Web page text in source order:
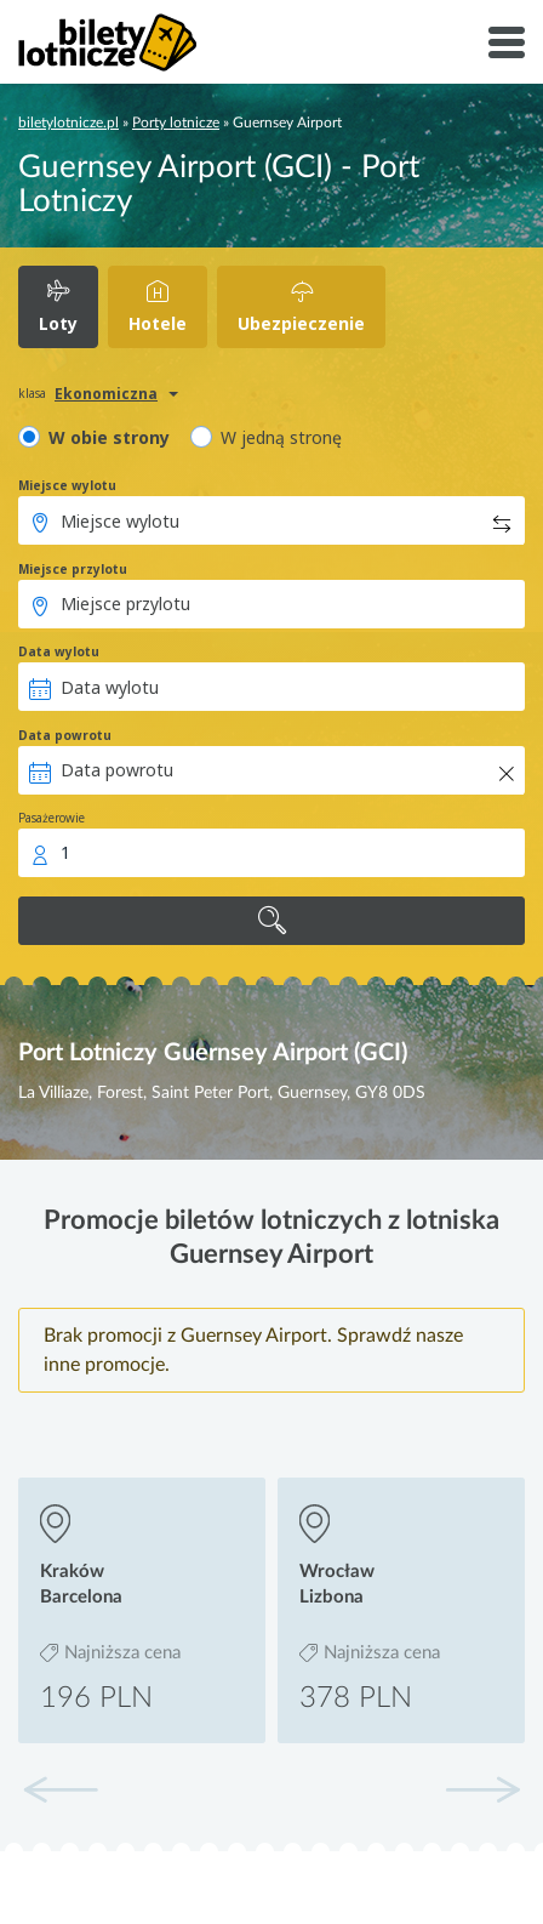
biletylotnicze.pl » Porty lotnicze » Guernsey Airport
Guernsey Airport (GCI) - Port
Lotniczy
Loty Hotele Ubezpieczenie
klasa Ekonomiczna
W obie strony W jedną stronę
Miejsce wylotu
Miejsce przylotu
Data wylotu
Data powrotu
Pasażerowie
1
Port Lotniczy Guernsey Airport (GCI)
La Villiaze, Forest, Saint Peter Port, Guernsey, GY8 0DS
Promocje biletów lotniczych z lotniska
Guernsey Airport
Brak promocji z Guernsey Airport. Sprawdź nasze
inne promocje.
Kraków
Barcelona
Najniższa cena
196 PLN
Wrocław
Lizbona
Najniższa cena
378 PLN